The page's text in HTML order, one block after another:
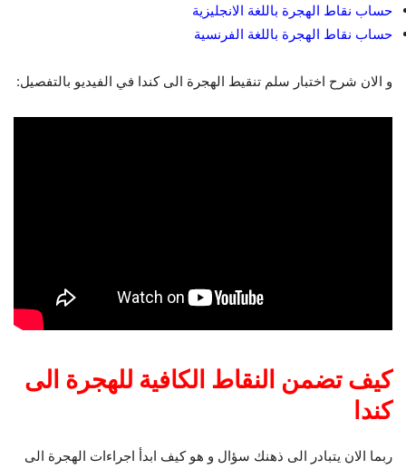
حساب نقاط الهجرة باللغة الانجليزية
حساب نقاط الهجرة باللغة الفرنسية
و الان شرح اختبار سلم تنقيط الهجرة الى كندا في الفيديو بالتفصيل:
كيف تضمن النقاط الكافية للهجرة الى
كندا
ربما الان يتبادر الى ذهنك سؤال و هو كيف ابدأ اجراءات الهجرة الى